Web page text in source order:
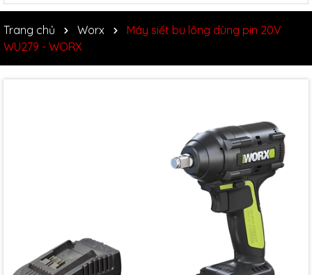
Trang chủ Worx
Máy siết bu lông dùng pin 20V
WU279 - WORX